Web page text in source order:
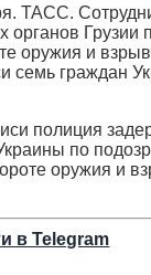
ТАСС.
органов Грузии
оружия и
семь граждан
в Telegram